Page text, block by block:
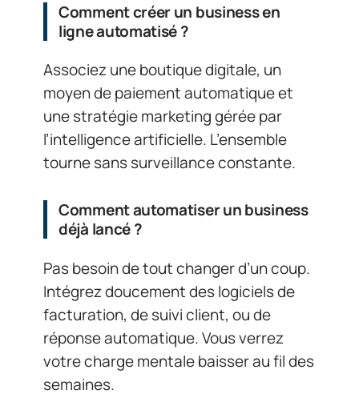
Comment créer un business en
ligne automatisé ?
Associez une boutique digitale, un
moyen de paiement automatique et
une stratégie marketing gérée par
l’intelligence artificielle. L’ensemble
tourne sans surveillance constante.
Comment automatiser un business
déjà lancé ?
Pas besoin de tout changer d’un coup.
Intégrez doucement des logiciels de
facturation, de suivi client, ou de
réponse automatique. Vous verrez
votre charge mentale baisser au fil des
semaines.